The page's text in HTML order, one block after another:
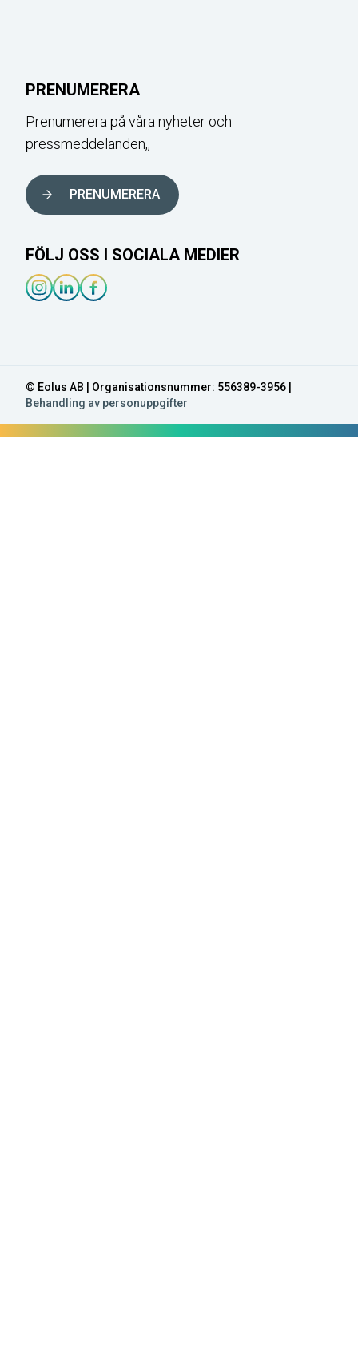
PRENUMERERA
Prenumerera på våra nyheter och
pressmeddelanden,,
PRENUMERERA
FÖLJ OSS I SOCIALA MEDIER
© Eolus AB | Organisationsnummer: 556389-3956 |
Behandling av personuppgifter